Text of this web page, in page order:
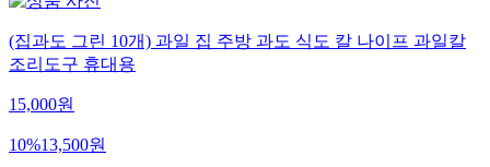
(집과도 그린 10개) 과일 집 주방 과도 식도 칼 나이프 과일칼
조리도구 휴대용
15,000원
10%13,500원